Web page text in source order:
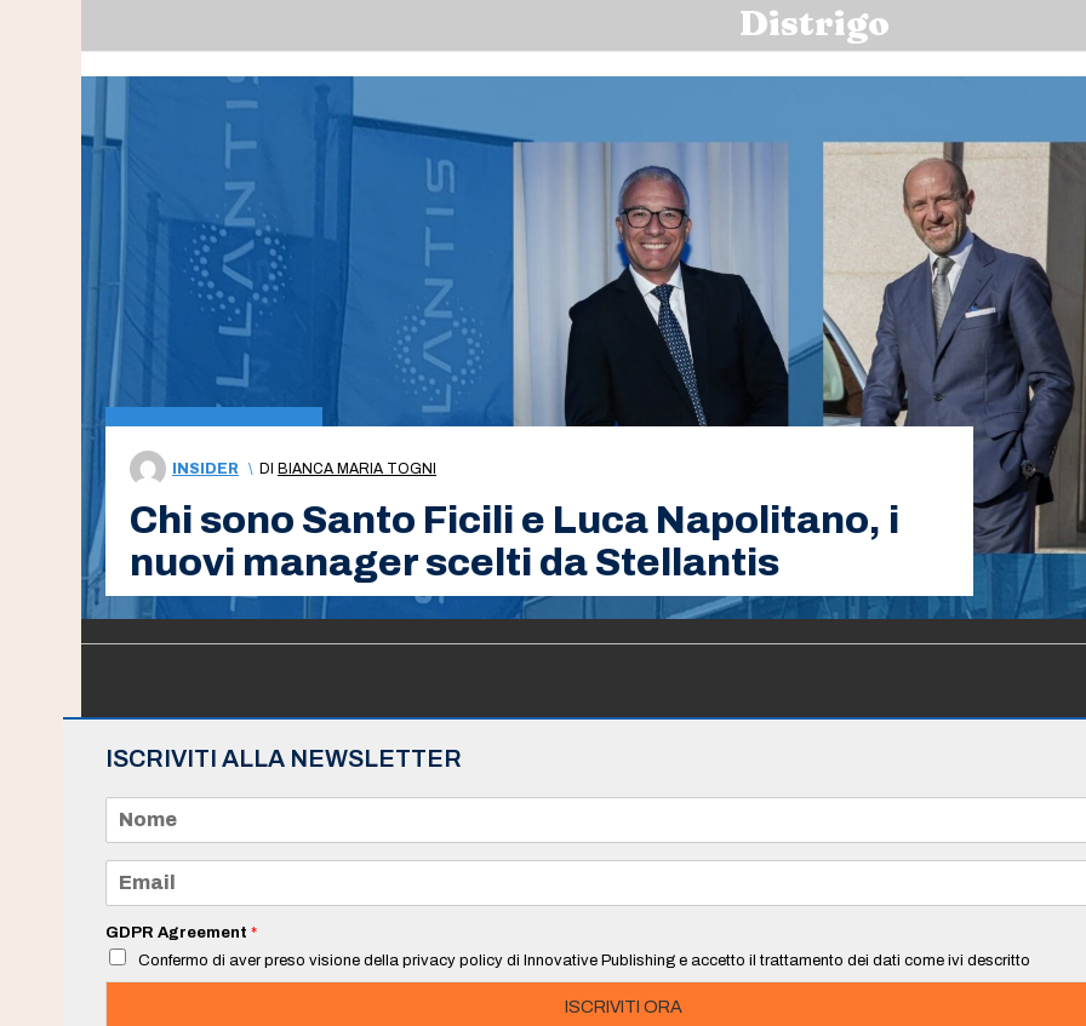
Distrigo
INSIDER \ DI BIANCA MARIA TOGNI
Chi sono Santo Ficili e Luca Napolitano, i
nuovi manager scelti da Stellantis
ISCRIVITI ALLA NEWSLETTER
m
e
a
i
*
GDPR Agreement *
Confermo di aver preso visione della privacy policy di Innovative Publishing e accetto il trattamento dei dati come ivi descritto
ISCRIVITI ORA